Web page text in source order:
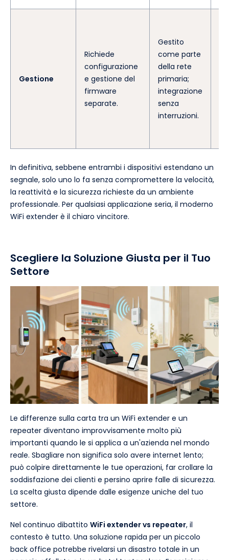
Gestione
Richiede
configurazione
e gestione del
firmware
separate.
Gestito
come parte
della rete
primaria;
integrazione
senza
interruzioni.
In definitiva, sebbene entrambi i dispositivi estendano un
segnale, solo uno lo fa senza compromettere la velocità,
la reattività e la sicurezza richieste da un ambiente
professionale. Per qualsiasi applicazione seria, il moderno
WiFi extender è il chiaro vincitore.
Scegliere la Soluzione Giusta per il Tuo
Settore
Le differenze sulla carta tra un WiFi extender e un
repeater diventano improvvisamente molto più
importanti quando le si applica a un'azienda nel mondo
reale. Sbagliare non significa solo avere internet lento;
può colpire direttamente le tue operazioni, far crollare la
soddisfazione dei clienti e persino aprire falle di sicurezza.
La scelta giusta dipende dalle esigenze uniche del tuo
settore.
Nel continuo dibattito WiFi extender vs repeater, il
contesto è tutto. Una soluzione rapida per un piccolo
back office potrebbe rivelarsi un disastro totale in un